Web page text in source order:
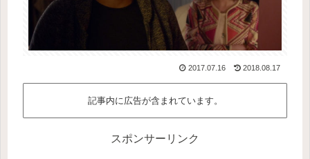
2017.07.16 2018.08.17
記事内に広告が含まれています。
スポンサーリンク